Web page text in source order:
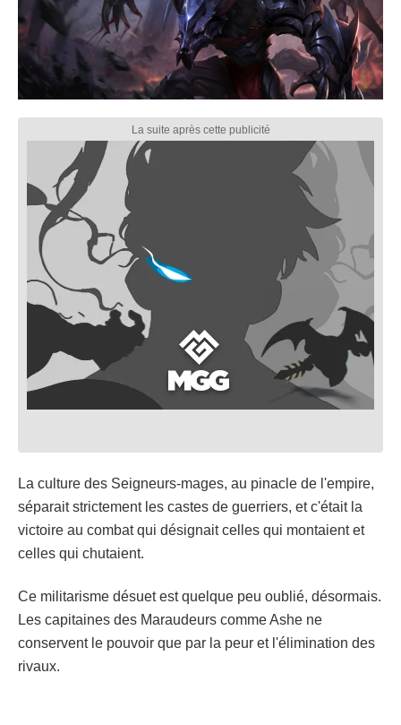
La culture des Seigneurs-mages, au pinacle de l'empire,
séparait strictement les castes de guerriers, et c'était la
victoire au combat qui désignait celles qui montaient et
celles qui chutaient.
Ce militarisme désuet est quelque peu oublié, désormais.
Les capitaines des Maraudeurs comme Ashe ne
conservent le pouvoir que par la peur et l'élimination des
rivaux.